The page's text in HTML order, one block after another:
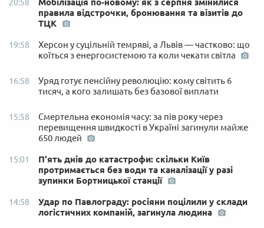
20:58
Мобілізація по-новому: як з серпня змінилися
правила відстрочки, бронювання та візитів до
ТЦК
19:58
Херсон у суцільній темряві, а Львів — частково: що
коїться з енергосистемою та коли чекати світла
16:58
Уряд готує пенсійну революцію: кому світить 6
тисяч, а кого залишать без базової виплати
15:58
Смертельна економія часу: за пів року через
перевищення швидкості в Україні загинули майже
650 людей
15:01
П'ять днів до катастрофи: скільки Київ
протримається без води та каналізації у разі
зупинки Бортницької станції
14:58
Удар по Павлограду: росіяни поцілили у склади
логістичних компаній, загинула людина